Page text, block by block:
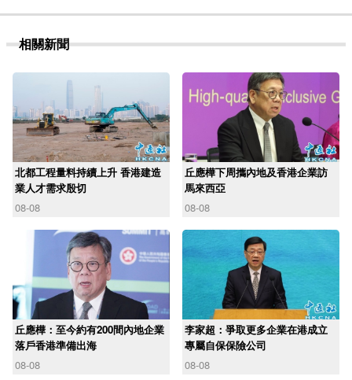
相關新聞
北都工程量料持續上升 香港建造
業人才需求殷切
08-08
丘應樺下周攜內地及香港企業訪
馬來西亞
08-08
丘應樺：至今約有200間內地企業
落戶香港準備出海
08-08
李家超：爭取更多企業在港成立
專屬自保保險公司
08-08